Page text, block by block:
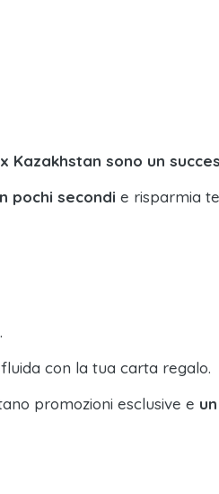
Kazakhstan sono un
pochi secondi e risparmia
con la tua carta regalo.
promozioni esclusive e